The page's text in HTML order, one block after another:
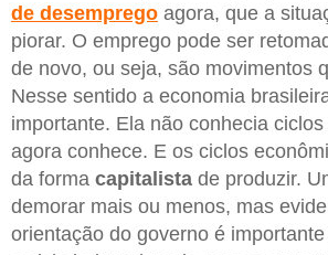
de desemprego agora, que a
piorar. O emprego pode ser
de novo, ou seja, são movimentos
Nesse sentido a economia
importante. Ela não conhecia
agora conhece. E os ciclos
da forma capitalista de produzir.
demorar mais ou menos, mas
orientação do governo é